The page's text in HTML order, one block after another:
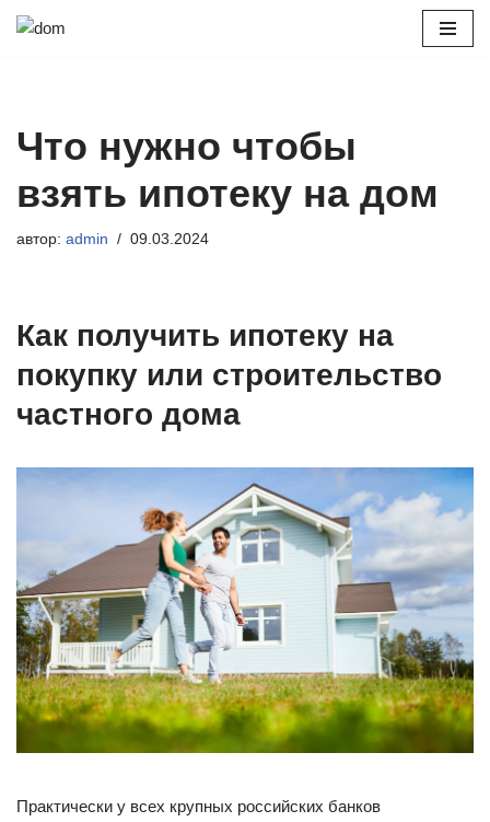
Что нужно чтобы
взять ипотеку на дом
автор: admin 09.03.2024
Как получить ипотеку на
покупку или строительство
частного дома
Практически у всех крупных российских банков